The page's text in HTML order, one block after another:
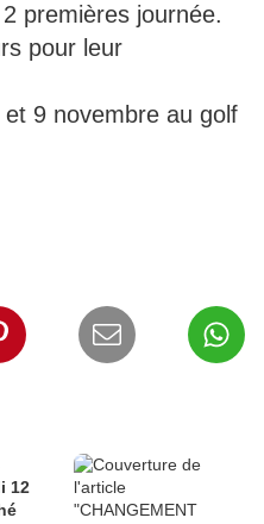
premières journée.
pour leur
9 novembre au golf
12